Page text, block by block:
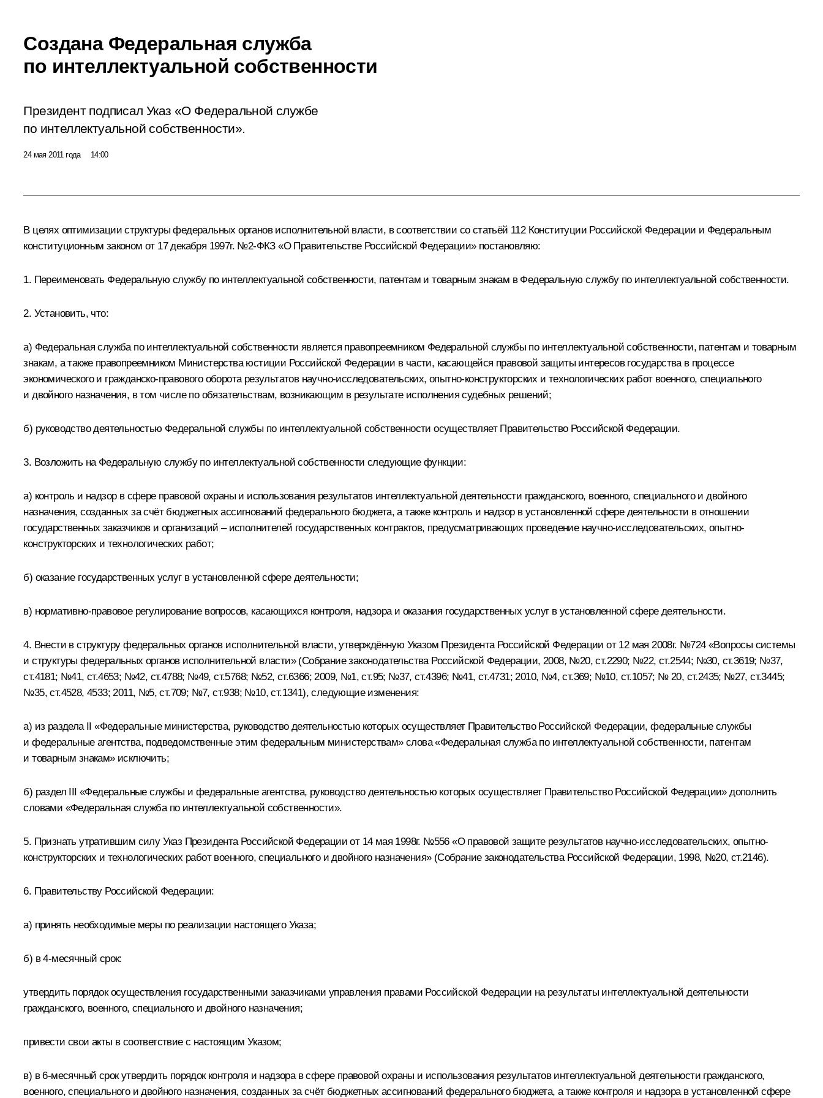
Создана Федеральная служба
по интеллектуальной собственности
Президент подписал Указ «О Федеральной службе
по интеллектуальной собственности».
24 мая 2011 года 14:00
В целях оптимизации структуры федеральных органов исполнительной власти, в соответствии со статьёй 112 Конституции Российской Федерации и Федеральным
конституционным законом от 17 декабря 1997г. №2-ФКЗ «О Правительстве Российской Федерации» постановляю:
1. Переименовать Федеральную службу по интеллектуальной собственности, патентам и товарным знакам в Федеральную службу по интеллектуальной собственности.
2. Установить, что:
а) Федеральная служба по интеллектуальной собственности является правопреемником Федеральной службы по интеллектуальной собственности, патентам и товарным
знакам, а также правопреемником Министерства юстиции Российской Федерации в части, касающейся правовой защиты интересов государства в процессе
экономического и гражданско-правового оборота результатов научно-исследовательских, опытно-конструкторских и технологических работ военного, специального
и двойного назначения, в том числе по обязательствам, возникающим в результате исполнения судебных решений;
б) руководство деятельностью Федеральной службы по интеллектуальной собственности осуществляет Правительство Российской Федерации.
3. Возложить на Федеральную службу по интеллектуальной собственности следующие функции:
а) контроль и надзор в сфере правовой охраны и использования результатов интеллектуальной деятельности гражданского, военного, специального и двойного
назначения, созданных за счёт бюджетных ассигнований федерального бюджета, а также контроль и надзор в установленной сфере деятельности в отношении
государственных заказчиков и организаций – исполнителей государственных контрактов, предусматривающих проведение научно-исследовательских, опытно-
конструкторских и технологических работ;
б) оказание государственных услуг в установленной сфере деятельности;
в) нормативно-правовое регулирование вопросов, касающихся контроля, надзора и оказания государственных услуг в установленной сфере деятельности.
4. Внести в структуру федеральных органов исполнительной власти, утверждённую Указом Президента Российской Федерации от 12 мая 2008г. №724 «Вопросы системы
и структуры федеральных органов исполнительной власти» (Собрание законодательства Российской Федерации, 2008, №20, ст.2290; №22, ст.2544; №30, ст.3619; №37,
ст.4181; №41, ст.4653; №42, ст.4788; №49, ст.5768; №52, ст.6366; 2009, №1, ст.95; №37, ст.4396; №41, ст.4731; 2010, №4, ст.369; №10, ст.1057; № 20, ст.2435; №27, ст.3445;
№35, ст.4528, 4533; 2011, №5, ст.709; №7, ст.938; №10, ст.1341), следующие изменения:
а) из раздела II «Федеральные министерства, руководство деятельностью которых осуществляет Правительство Российской Федерации, федеральные службы
и федеральные агентства, подведомственные этим федеральным министерствам» слова «Федеральная служба по интеллектуальной собственности, патентам
и товарным знакам» исключить;
б) раздел III «Федеральные службы и федеральные агентства, руководство деятельностью которых осуществляет Правительство Российской Федерации» дополнить
словами «Федеральная служба по интеллектуальной собственности».
5. Признать утратившим силу Указ Президента Российской Федерации от 14 мая 1998г. №556 «О правовой защите результатов научно-исследовательских, опытно-
конструкторских и технологических работ военного, специального и двойного назначения» (Собрание законодательства Российской Федерации, 1998, №20, ст.2146).
6. Правительству Российской Федерации:
а) принять необходимые меры по реализации настоящего Указа;
б) в 4-месячный срок:
утвердить порядок осуществления государственными заказчиками управления правами Российской Федерации на результаты интеллектуальной деятельности
гражданского, военного, специального и двойного назначения;
привести свои акты в соответствие с настоящим Указом;
в) в 6-месячный срок утвердить порядок контроля и надзора в сфере правовой охраны и использования результатов интеллектуальной деятельности гражданского,
военного, специального и двойного назначения, созданных за счёт бюджетных ассигнований федерального бюджета, а также контроля и надзора в установленной сфере